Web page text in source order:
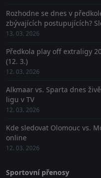
Rozhodne se dnes v
zbývajících postupujících?
13. 03. 2026
Předkola play off extraligy
(12. 3.)
12. 03. 2026
Alkmaar vs. Sparta dnes
ligu v TV
12. 03. 2026
Kde sledovat Olomouc vs.
online
12. 03. 2026
Sportovní přenosy